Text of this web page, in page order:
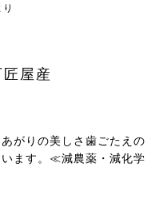
屋産
がりの美しさ歯ごたえの
ます。≪減農薬・減化学